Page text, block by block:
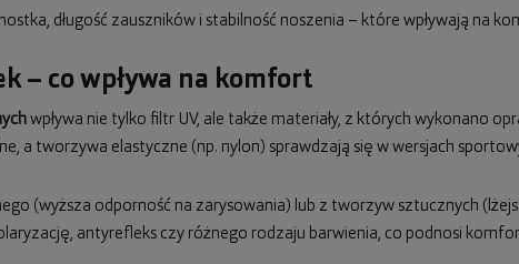
długość zauszników i stabilność noszenia – które wpływają na
– co wpływa na komfort
wpływa nie tylko filtr UV, ale także materiały, z których wykonano
a tworzywa elastyczne (np. nylon) sprawdzają się w wersjach
(wyższa odporność na zarysowania) lub z tworzyw sztucznych
antyrefleks czy różnego rodzaju barwienia, co podnosi